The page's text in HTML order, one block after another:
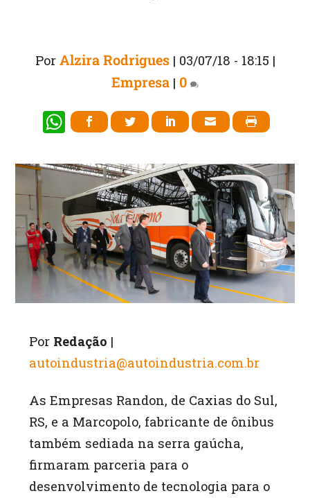
Por Alzira Rodrigues| 03/07/18 - 18:15 |
Empresa | 0
W
at
s
A
p
p
Por Redação |
autoindustria@autoindustria.com.br
As Empresas Randon, de Caxias do Sul,
RS, e a Marcopolo, fabricante de ônibus
também sediada na serra gaúcha,
firmaram parceria para o
desenvolvimento de tecnologia para o